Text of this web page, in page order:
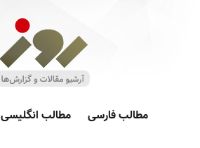
مطالب فارسی مطالب انگلیسی